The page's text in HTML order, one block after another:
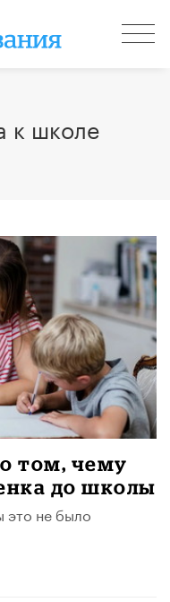
к школе
том, чему
до школы
это не было